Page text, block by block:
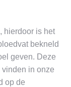
hierdoor is het
bekneld
geven. Deze
in onze
op de